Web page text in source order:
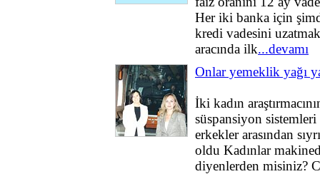
Her iki banka için
kredi vadesini
aracında ilk...devamı
Onlar yemeklik yağı
İki kadın
süspansiyon
erkekler arasından
oldu Kadınlar
diyenlerden misiniz?